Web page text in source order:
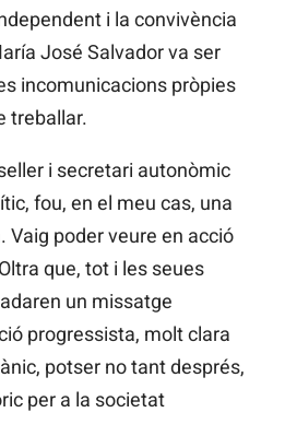
i la convivència
José Salvador va ser
incomunicacions pròpies
treballar.
i secretari autonòmic
fou, en el meu cas, una
Vaig poder veure en acció
que, tot i les seues
un missatge
progressista, molt clara
potser no tant després,
per a la societat